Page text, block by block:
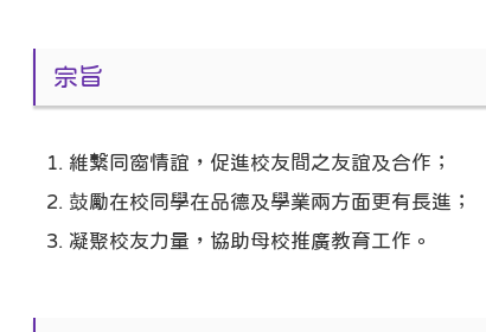
宗旨
維繫同窗情誼，促進校友間之友誼及合作；
鼓勵在校同學在品德及學業兩方面更有長進；
凝聚校友力量，協助母校推廣教育工作。